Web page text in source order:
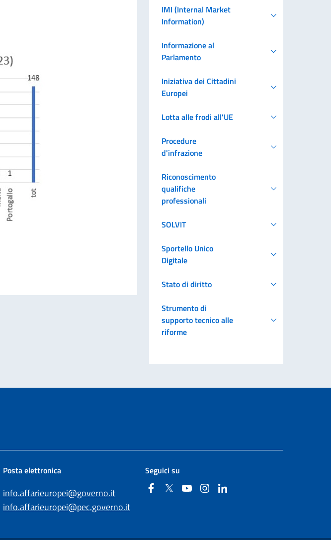
IMI (Internal Market
Information)
Informazione al
Parlamento
Iniziativa dei Cittadini
Europei
Lotta alle frodi all'UE
Procedure
d'infrazione
Riconoscimento
qualifiche
professionali
SOLVIT
Sportello Unico
Digitale
Stato di diritto
Strumento di
supporto tecnico alle
riforme
Posta elettronica
info.affarieuropei@governo.it
info.affarieuropei@pec.governo.it
Seguici su
FacebookTwitterYouTubeInstagram